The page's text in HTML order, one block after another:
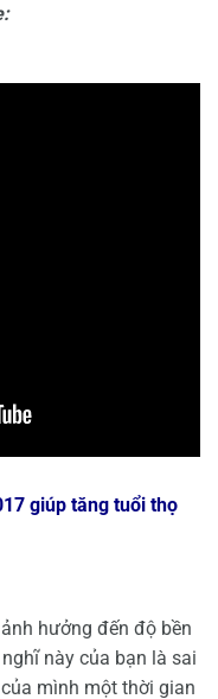
giúp tăng tuổi thọ
hưởng đến độ bền
này của bạn là sai
mình một thời gian